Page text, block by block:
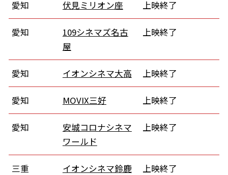
愛知 伏見ミリオン座 上映終了
愛知
109シネマズ名古
屋
上映終了
愛知 イオンシネマ大高 上映終了
愛知 MOVIX三好 上映終了
愛知
安城コロナシネマ
ワールド
上映終了
三重 イオンシネマ鈴鹿 上映終了